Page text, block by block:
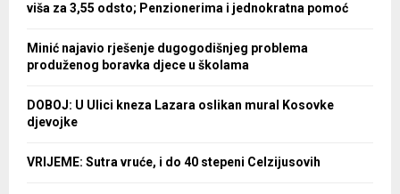
viša za 3,55 odsto; Penzionerima i jednokratna pomoć
Minić najavio rješenje dugogodišnjeg problema
produženog boravka djece u školama
DOBOJ: U Ulici kneza Lazara oslikan mural Kosovke
djevojke
VRIJEME: Sutra vruće, i do 40 stepeni Celzijusovih